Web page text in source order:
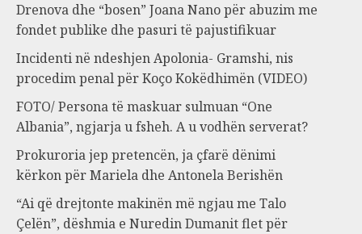
Drenova dhe “bosen” Joana Nano për abuzim me
fondet publike dhe pasuri të pajustifikuar
Incidenti në ndeshjen Apolonia- Gramshi, nis
procedim penal për Koço Kokëdhimën (VIDEO)
FOTO/ Persona të maskuar sulmuan “One
Albania”, ngjarja u fsheh. A u vodhën serverat?
Prokuroria jep pretencën, ja çfarë dënimi
kërkon për Mariela dhe Antonela Berishën
“Ai që drejtonte makinën më ngjau me Talo
Çelën”, dëshmia e Nuredin Dumanit flet për